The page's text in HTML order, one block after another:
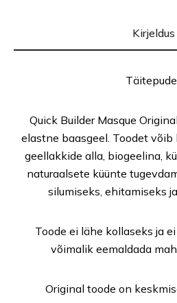
Kirjeldus
Quick Builder Masque
elastne baasgeel. Toodet
geellakkide alla, biogeelina,
naturaalsete küünte
silumiseks, ehitamiseks
Toode ei lähe kollaseks ja
võimalik eemaldada
Original toode on